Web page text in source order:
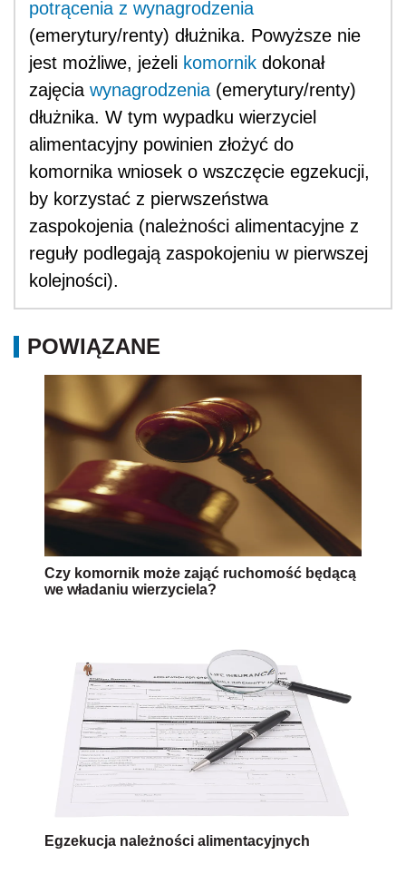
potrącenia z wynagrodzenia
(emerytury/renty) dłużnika. Powyższe nie
jest możliwe, jeżeli komornik dokonał
zajęcia wynagrodzenia (emerytury/renty)
dłużnika. W tym wypadku wierzyciel
alimentacyjny powinien złożyć do
komornika wniosek o wszczęcie egzekucji,
by korzystać z pierwszeństwa
zaspokojenia (należności alimentacyjne z
reguły podlegają zaspokojeniu w pierwszej
kolejności).
POWIĄZANE
Czy komornik może zająć ruchomość będącą
we władaniu wierzyciela?
Egzekucja należności alimentacyjnych